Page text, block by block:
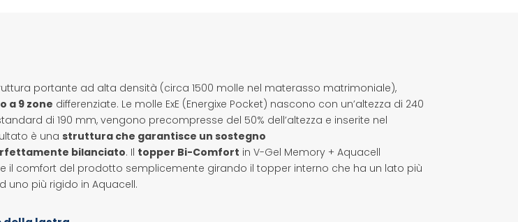
portante ad alta densità (circa 1500 molle nel materasso matrimoniale),
a 9 zone differenziate. Le molle ExE (Energixe Pocket) nascono con un’altezza di 240
di 190 mm, vengono precompresse del 50% dell’altezza e inserite nel
è una struttura che garantisce un sostegno
bilanciato. Il topper Bi-Comfort in V-Gel Memory + Aquacell
il comfort del prodotto semplicemente girando il topper interno che ha un lato più
uno più rigido in Aquacell.